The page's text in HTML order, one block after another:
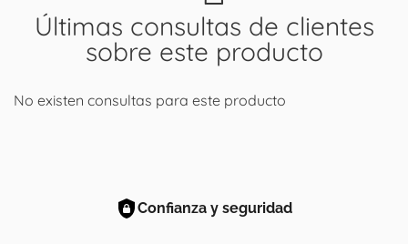
Últimas consultas de clientes
sobre este producto
No existen consultas para este producto
Confianza y seguridad